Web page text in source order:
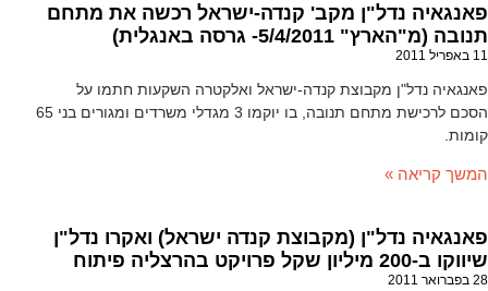
פאנגאיה נדל"ן מקב' קנדה-ישראל רכשה את מתחם
תנובה (מ"הארץ" 5/4/2011- גרסה באנגלית)
11 באפריל 2011
פאנגאיה נדל"ן מקבוצת קנדה-ישראל ואלקטרה השקעות חתמו על
הסכם לרכישת מתחם תנובה, בו יוקמו 3 מגדלי משרדים ומגורים בני 65
קומות.
המשך קריאה »
פאנגאיה נדל"ן (מקבוצת קנדה ישראל) ואקרו נדל"ן
שיווקו ב-200 מיליון שקל פרויקט בהרצליה פיתוח
28 בפברואר 2011